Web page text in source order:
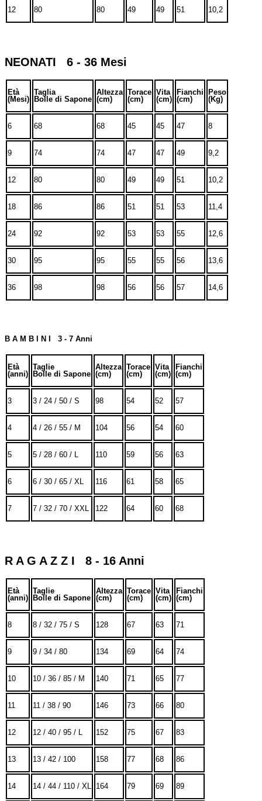
12 80 80 49 49 51 10,2
NEONATI 6 - 36 Mesi
Età
(Mesi)
Taglia
Bolle di Sapone
Altezza
(cm)
Torace
(cm)
Vita
(cm)
Fianchi
(cm)
Peso
(Kg)
6 68 68 45 45 47 8
9 74 74 47 47 49 9,2
12 80 80 49 49 51 10,2
18 86 86 51 51 53 11,4
24 92 92 53 53 55 12,6
30 95 95 55 55 56 13,6
36 98 98 56 56 57 14,6
B A M B I N I 3 - 7 Anni
Età
(anni)
Taglie
Bolle di Sapone
Altezza
(cm)
Torace
(cm)
Vita
(cm)
Fianchi
(cm)
3 3 / 24 / 50 / S 98 54 52 57
4 4 / 26 / 55 / M 104 56 54 60
5 5 / 28 / 60 / L 110 59 56 63
6 6 / 30 / 65 / XL 116 61 58 65
7 7 / 32 / 70 / XXL 122 64 60 68
R A G A Z Z I 8 - 16 Anni
Età
(anni)
Taglie
Bolle di Sapone
Altezza
(cm)
Torace
(cm)
Vita
(cm)
Fianchi
(cm)
8 8 / 32 / 75 / S 128 67 63 71
9 9 / 34 / 80 134 69 64 74
10 10 / 36 / 85 / M 140 71 65 77
11 11 / 38 / 90 146 73 66 80
12 12 / 40 / 95 / L 152 75 67 83
13 13 / 42 / 100 158 77 68 86
14 14 / 44 / 110 / XL 164 79 69 89